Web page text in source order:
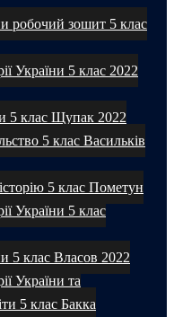
робочий зошит 5 клас
України 5 клас 2022
5 клас Щупак 2022
5 клас Васильків
5 клас Пометун
України 5 клас
5 клас Власов 2022
України та
5 клас Бакка